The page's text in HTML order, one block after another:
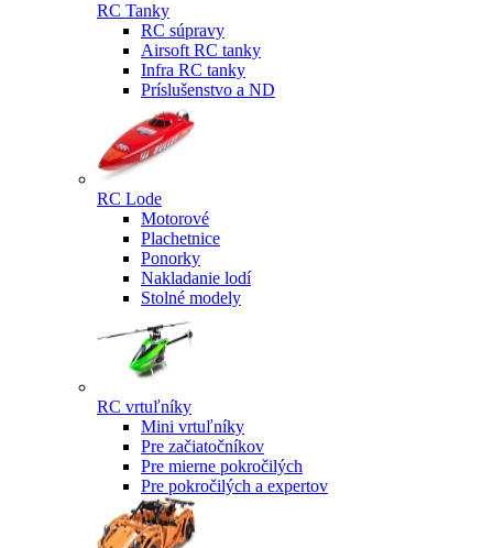
RC Tanky
RC súpravy
Airsoft RC tanky
Infra RC tanky
Príslušenstvo a ND
RC Lode
Motorové
Plachetnice
Ponorky
Nakladanie lodí
Stolné modely
RC vrtuľníky
Mini vrtuľníky
Pre začiatočníkov
Pre mierne pokročilých
Pre pokročilých a expertov